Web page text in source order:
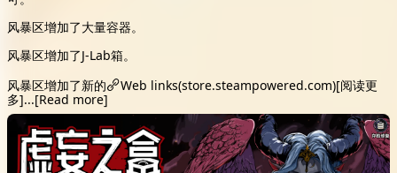
风暴区增加了大量容器。
风暴区增加了J-Lab箱。
风暴区增加了新的
Web links(store.steampowered.com)[阅读更
多]...[Read more]